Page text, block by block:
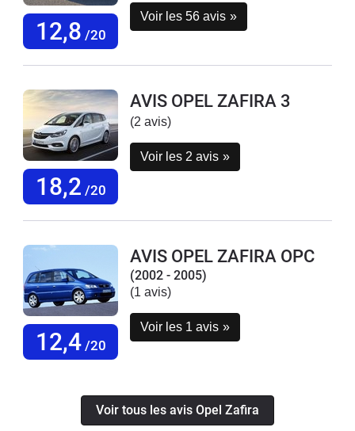
12,8 /20
Voir les 56 avis »
18,2 /20
AVIS OPEL ZAFIRA 3
(2 avis)
Voir les 2 avis »
12,4/20
AVIS OPEL ZAFIRA OPC
(2002 - 2005)
(1 avis)
Voir les 1 avis »
Voir tous les avis Opel Zafira